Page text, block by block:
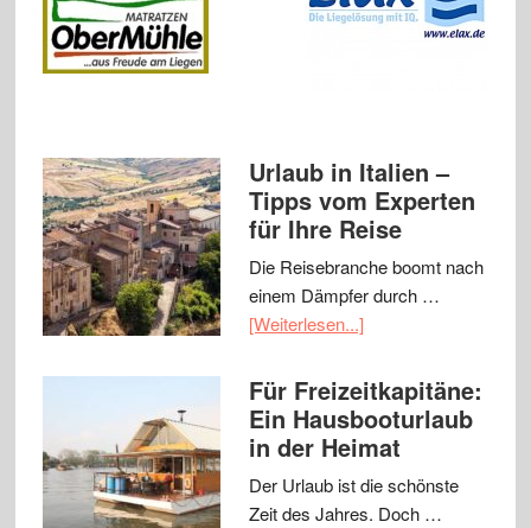
Urlaub in Italien –
Tipps vom Experten
für Ihre Reise
Die Reisebranche boomt nach
einem Dämpfer durch …
[Weiterlesen...]
Für Freizeitkapitäne:
Ein Hausbooturlaub
in der Heimat
Der Urlaub ist die schönste
Zeit des Jahres. Doch …